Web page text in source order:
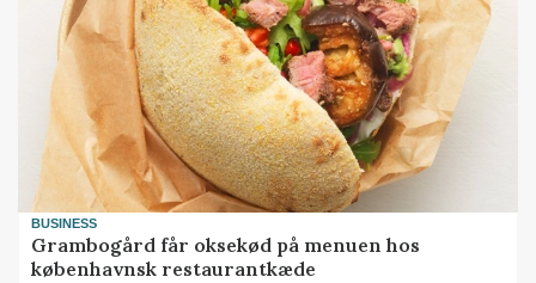
BUSINESS
Grambogård får oksekød på menuen hos
københavnsk restaurantkæde